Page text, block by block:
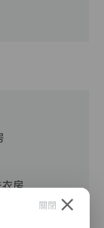
房
關閉